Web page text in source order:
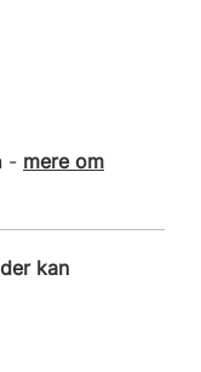
- mere om
kan